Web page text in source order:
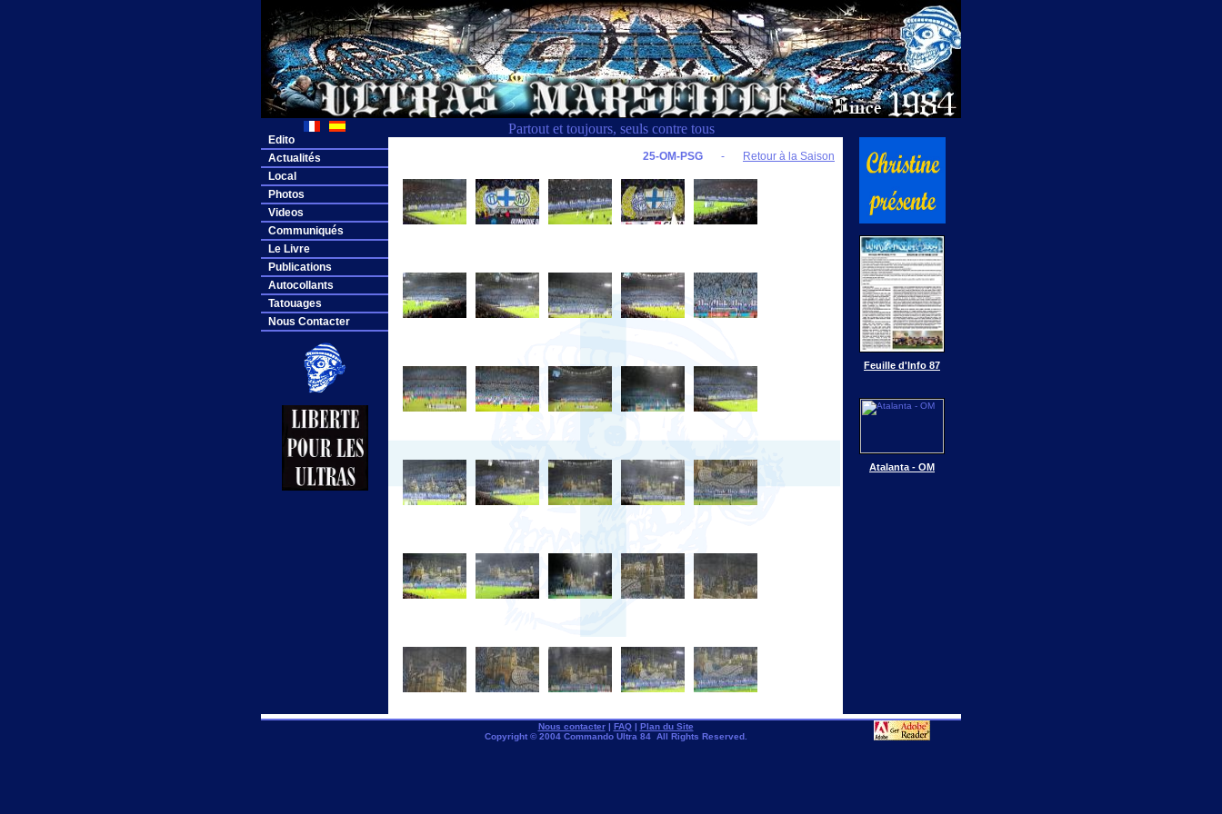
Partout et toujours, seuls contre tous
Edito
Actualités
Local
Photos
Videos
Communiqués
Le Livre
Publications
Autocollants
Tatouages
Nous Contacter
25-OM-PSG - Retour à la Saison
Feuille d'Info 87
Atalanta - OM
Nous contacter| FAQ| Plan du Site
Copyright © 2004 Commando Ultra 84 All Rights Reserved.